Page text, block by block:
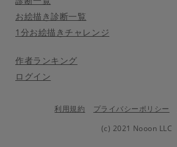
お絵描き診断一覧
1分お絵描きチャレンジ
作者ランキング
ログイン
利用規約 プライバシーポリシー
(c) 2021 Nooon LLC